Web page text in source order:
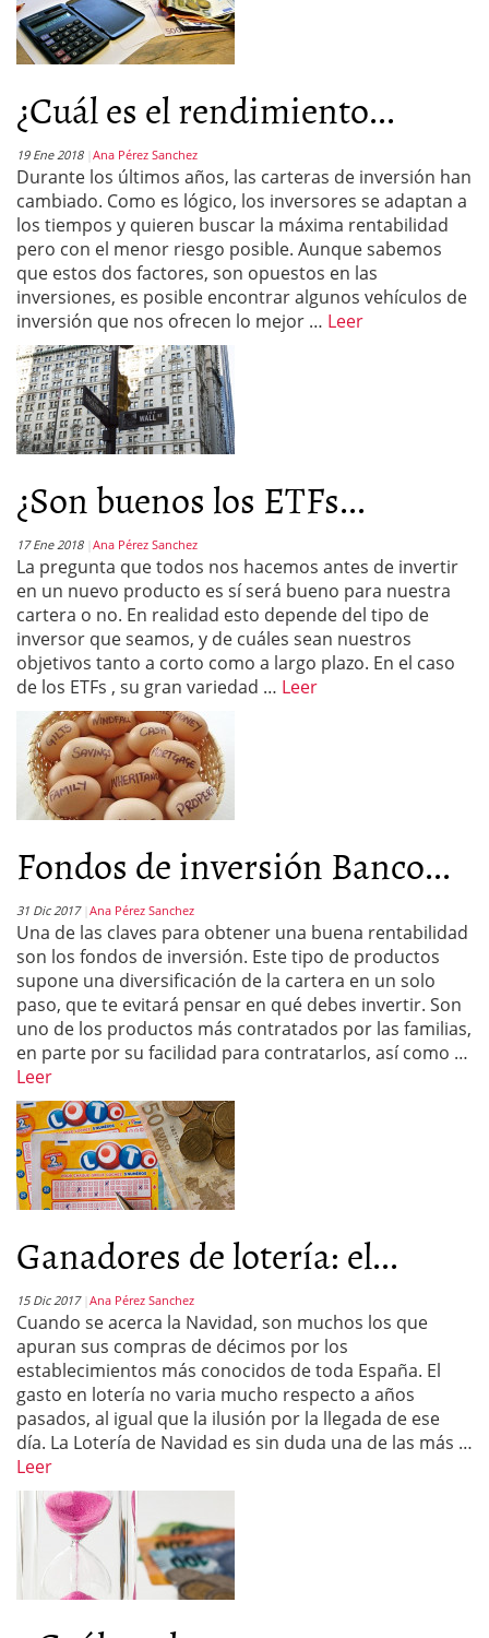
¿Cuál es el rendimiento...
19 Ene 2018 Ana Pérez Sanchez
Durante los últimos años, las carteras de inversión han
cambiado. Como es lógico, los inversores se adaptan a
los tiempos y quieren buscar la máxima rentabilidad
pero con el menor riesgo posible. Aunque sabemos
que estos dos factores, son opuestos en las
inversiones, es posible encontrar algunos vehículos de
inversión que nos ofrecen lo mejor … Leer
¿Son buenos los ETFs...
17 Ene 2018 Ana Pérez Sanchez
La pregunta que todos nos hacemos antes de invertir
en un nuevo producto es sí será bueno para nuestra
cartera o no. En realidad esto depende del tipo de
inversor que seamos, y de cuáles sean nuestros
objetivos tanto a corto como a largo plazo. En el caso
de los ETFs , su gran variedad … Leer
Fondos de inversión Banco...
31 Dic 2017 Ana Pérez Sanchez
Una de las claves para obtener una buena rentabilidad
son los fondos de inversión. Este tipo de productos
supone una diversificación de la cartera en un solo
paso, que te evitará pensar en qué debes invertir. Son
uno de los productos más contratados por las familias,
en parte por su facilidad para contratarlos, así como …
Leer
Ganadores de lotería: el...
15 Dic 2017 Ana Pérez Sanchez
Cuando se acerca la Navidad, son muchos los que
apuran sus compras de décimos por los
establecimientos más conocidos de toda España. El
gasto en lotería no varia mucho respecto a años
pasados, al igual que la ilusión por la llegada de ese
día. La Lotería de Navidad es sin duda una de las más …
Leer